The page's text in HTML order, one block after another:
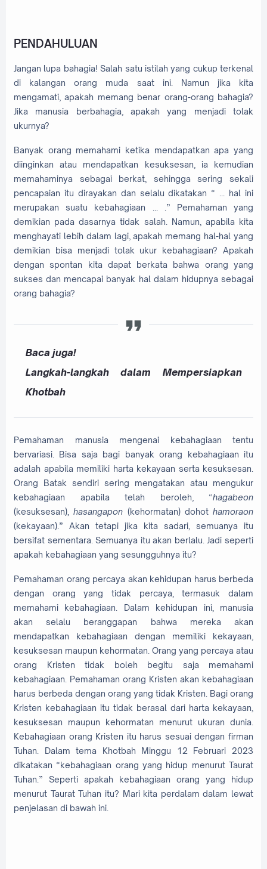
PENDAHULUAN
Jangan lupa bahagia! Salah satu istilah yang cukup terkenal
di kalangan orang muda saat ini. Namun jika kita
mengamati, apakah memang benar orang-orang bahagia?
Jika manusia berbahagia, apakah yang menjadi tolak
ukurnya?
Banyak orang memahami ketika mendapatkan apa yang
diinginkan atau mendapatkan kesuksesan, ia kemudian
memahaminya sebagai berkat, sehingga sering sekali
pencapaian itu dirayakan dan selalu dikatakan “ ... hal ini
merupakan suatu kebahagiaan ... .” Pemahaman yang
demikian pada dasarnya tidak salah. Namun, apabila kita
menghayati lebih dalam lagi, apakah memang hal-hal yang
demikian bisa menjadi tolak ukur kebahagiaan? Apakah
dengan spontan kita dapat berkata bahwa orang yang
sukses dan mencapai banyak hal dalam hidupnya sebagai
orang bahagia?
Baca juga!
Langkah-langkah dalam Mempersiapkan
Khotbah
Pemahaman manusia mengenai kebahagiaan tentu
bervariasi. Bisa saja bagi banyak orang kebahagiaan itu
adalah apabila memiliki harta kekayaan serta kesuksesan.
Orang Batak sendiri sering mengatakan atau mengukur
kebahagiaan apabila telah beroleh, “hagabeon
(kesuksesan),hasangapon (kehormatan) dohot hamoraon
(kekayaan).” Akan tetapi jika kita sadari, semuanya itu
bersifat sementara. Semuanya itu akan berlalu. Jadi seperti
apakah kebahagiaan yang sesungguhnya itu?
Pemahaman orang percaya akan kehidupan harus berbeda
dengan orang yang tidak percaya, termasuk dalam
memahami kebahagiaan. Dalam kehidupan ini, manusia
akan selalu beranggapan bahwa mereka akan
mendapatkan kebahagiaan dengan memiliki kekayaan,
kesuksesan maupun kehormatan. Orang yang percaya atau
orang Kristen tidak boleh begitu saja memahami
kebahagiaan. Pemahaman orang Kristen akan kebahagiaan
harus berbeda dengan orang yang tidak Kristen. Bagi orang
Kristen kebahagiaan itu tidak berasal dari harta kekayaan,
kesuksesan maupun kehormatan menurut ukuran dunia.
Kebahagiaan orang Kristen itu harus sesuai dengan firman
Tuhan. Dalam tema Khotbah Minggu 12 Februari 2023
dikatakan “kebahagiaan orang yang hidup menurut Taurat
Tuhan.” Seperti apakah kebahagiaan orang yang hidup
menurut Taurat Tuhan itu? Mari kita perdalam dalam lewat
penjelasan di bawah ini.